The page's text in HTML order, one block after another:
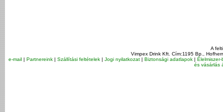
A
Vimpex Drink Kft. Cím:1195 Bp.,
e-mail| Partnereink| Szállítási feltételek| Jogi nyilatkozat| Biztonsági adatlapok|
és vásárlás